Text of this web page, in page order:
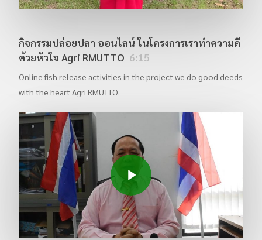
กิจกรรม ซ้อมรับปริญญาบัตร ประจำปี 2567